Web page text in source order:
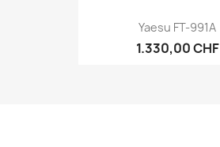
Yaesu FT-991A
1.330,00 CHF